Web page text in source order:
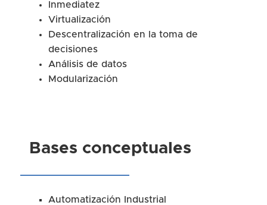
Inmediatez
Virtualización
Descentralización en la toma de
decisiones
Análisis de datos
Modularización
Bases conceptuales
Automatización Industrial